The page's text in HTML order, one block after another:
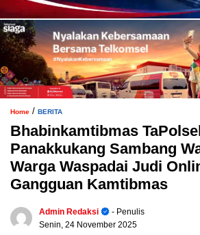
Home / BERITA
Bhabinkamtibmas
Panakkukang Sambang
Warga Waspadai Judi
Gangguan Kamtibmas
Admin Redaksi
- Penulis
Senin, 24 November 2025